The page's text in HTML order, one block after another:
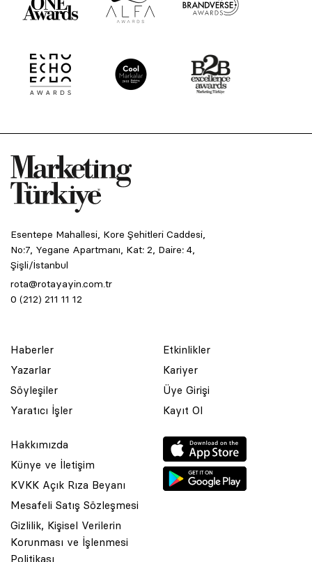
Esentepe Mahallesi, Kore Şehitleri Caddesi,
No:7, Yegane Apartmanı, Kat: 2, Daire: 4,
Şişli/İstanbul
rota@rotayayin.com.tr
0 (212) 211 11 12
Haberler
Yazarlar
Söyleşiler
Yaratıcı İşler
Etkinlikler
Kariyer
Üye Girişi
Kayıt Ol
Hakkımızda
Künye ve İletişim
KVKK Açık Rıza Beyanı
Mesafeli Satış Sözleşmesi
Gizlilik, Kişisel Verilerin
Korunması ve İşlenmesi
Politikası
© 2001 Rota Yayın Yapım Tanıtım Tic. Ltd. Şti. Bu Sitede Bulunan